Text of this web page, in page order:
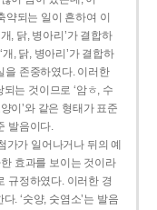
약되는 일이 흔하여 이
, 닭, 병아리’가 결합하
개, 닭, 병아리’가 결합하
을 존중하였다. 이러한
는 것이므로 ‘암ㅎ, 수
이’와 같은 형태가 표준
발음이다.
가가 일어나거나 뒤의 예
효과를 보이는 것이라
규정하였다. 이러한 경
. ‘숫양, 숫염소’는 발음